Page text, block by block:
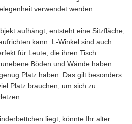
verwendet werden.
aufhängt, entsteht eine Sitzfläche,
kann. L-Winkel sind auch
für Leute, die ihren Tisch
Böden und Wände haben
Platz haben. Das gilt besonders
Platz brauchen, um sich zu
liegt, könnte Ihr alter